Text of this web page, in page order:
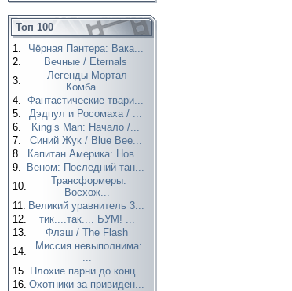
Топ 100
1.
Чёрная Пантера: Вака...
2.
Вечные / Eternals
3.
Легенды Мортал
Комба...
4. Фантастические твари...
5.
Дэдпул и Росомаха / ...
6.
King’s Man: Начало /...
7.
Синий Жук / Blue Bee...
8.
Капитан Америка: Нов...
9.
Веном: Последний тан...
10.
Трансформеры:
Восхож...
11. Великий уравнитель 3...
12.
тик....так.... БУМ! ...
13.
Флэш / The Flash
14.
Миссия невыполнима:
...
15. Плохие парни до конц...
16. Охотники за привиден...